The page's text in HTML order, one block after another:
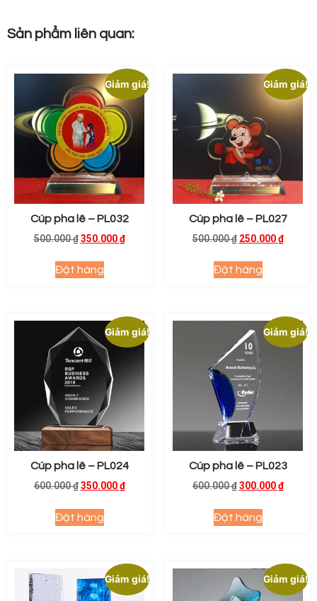
Sản phẩm liên quan:
Giảm giá!
Cúp pha lê – PL032
500.000₫ 350.000₫
Đặt hàng
Giảm giá!
Cúp pha lê – PL027
500.000₫ 250.000₫
Đặt hàng
Giảm giá!
Cúp pha lê – PL024
600.000₫ 350.000₫
Đặt hàng
Giảm giá!
Cúp pha lê – PL023
600.000₫ 300.000₫
Đặt hàng
Giảm giá! Giảm giá!